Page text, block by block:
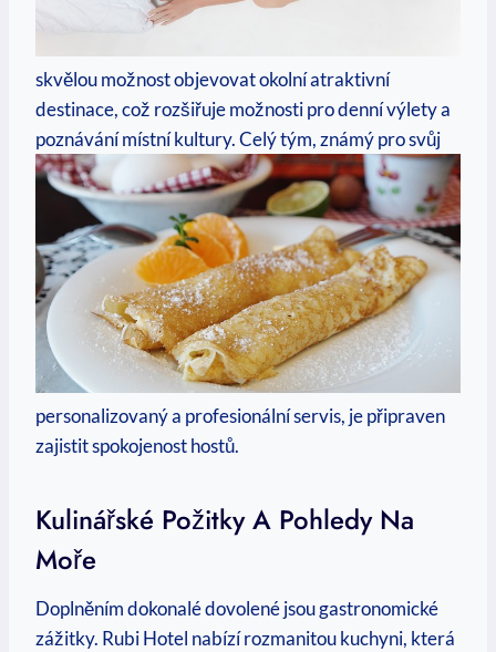
skvělou možnost objevovat okolní atraktivní
destinace, což rozšiřuje možnosti pro denní výlety a
poznávání místní kultury. Celý tým, známý pro svůj
personalizovaný a profesionální servis, je připraven
zajistit spokojenost hostů.
Kulinářské Požitky A Pohledy Na
Moře
Doplněním dokonalé dovolené jsou gastronomické
zážitky. Rubi Hotel nabízí rozmanitou kuchyni, která